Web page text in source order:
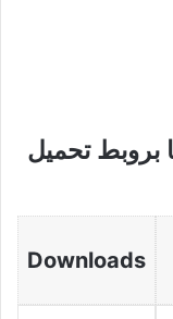
بروبط تحميل
Downloads